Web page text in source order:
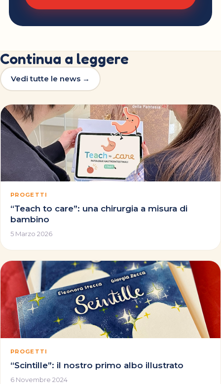
Continua a leggere
Vedi tutte le news →
PROGETTI
“Teach to care”: una chirurgia a misura di
bambino
5 Marzo 2026
PROGETTI
“Scintille”: il nostro primo albo illustrato
6 Novembre 2024